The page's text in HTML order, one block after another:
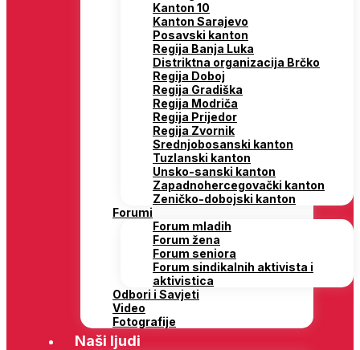
Kanton 10
Kanton Sarajevo
Posavski kanton
Regija Banja Luka
Distriktna organizacija Brčko
Regija Doboj
Regija Gradiška
Regija Modriča
Regija Prijedor
Regija Zvornik
Srednjobosanski kanton
Tuzlanski kanton
Unsko-sanski kanton
Zapadnohercegovački kanton
Zeničko-dobojski kanton
Forumi
Forum mladih
Forum žena
Forum seniora
Forum sindikalnih aktivista i
aktivistica
Odbori i Savjeti
Video
Fotografije
Naši ljudi